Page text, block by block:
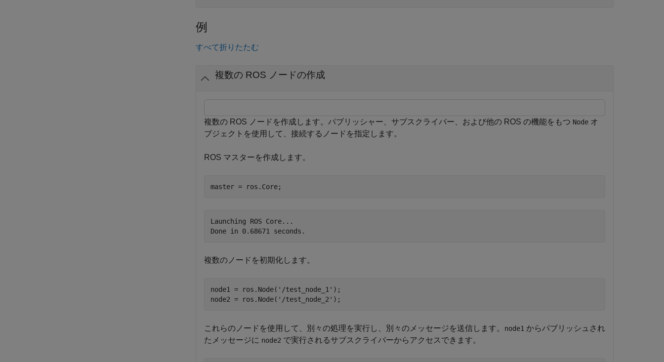
例
すべて折りたたむ
複数の ROS ノードの作成
複数の ROS ノードを作成します。パブリッシャー、サブスクライバー、および他の ROS の機能をもつ Node オ
ブジェクトを使用して、接続するノードを指定します。
ROS マスターを作成します。
master = ros.Core;
Launching ROS Core...
複数のノードを初期化します。
node1 = ros.Node( '/test_node_1' );
node2 = ros.Node( '/test_node_2' );
これらのノードを使用して、別々の処理を実行し、別々のメッセージを送信します。 node1 からパブリッシュされ
たメッセージに node2 で実行されるサブスクライバーからアクセスできます。